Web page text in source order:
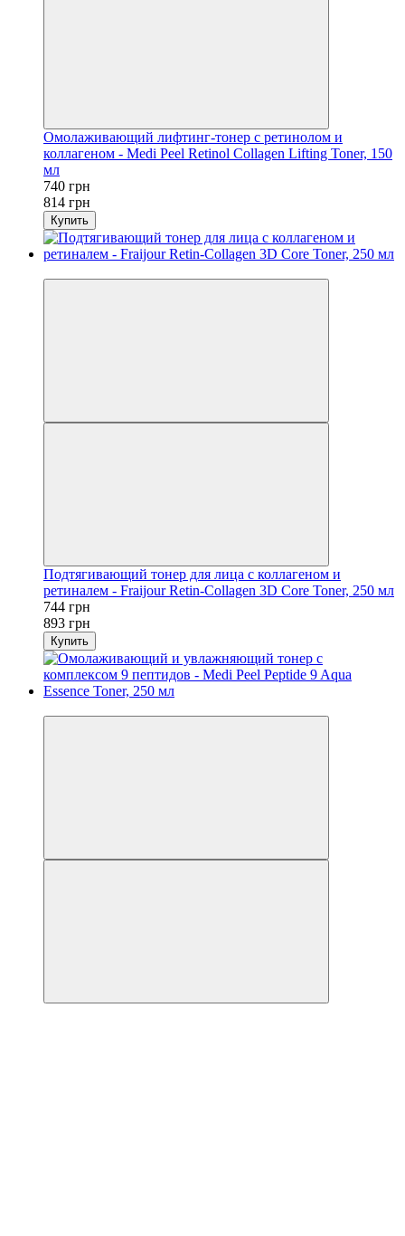
Омолаживающий лифтинг-тонер с ретинолом и
коллагеном - Medi Peel Retinol Collagen Lifting Toner, 150
мл
740 грн
814 грн
Купить
Подтягивающий тонер для лица с коллагеном и
ретиналем - Fraijour Retin-Collagen 3D Core Toner, 250 мл
744 грн
893 грн
Купить